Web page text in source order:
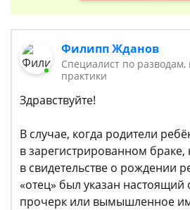
Филипп Жданов
Специалист по
практики
Здравствуйте!
В случае, когда родители
в зарегистрированном браке,
в свидетельстве о рождении
«отец» был указан настоящий
прочерк или вымышленное